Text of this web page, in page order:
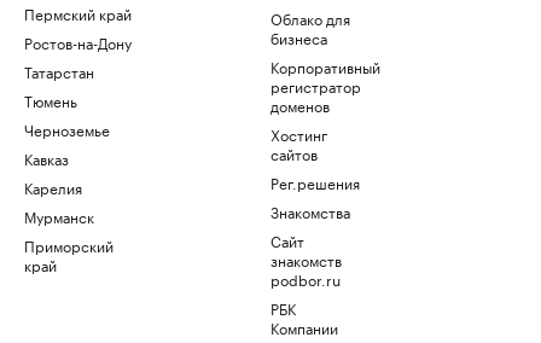
Пермский край
Ростов-на-Дону
Татарстан
Тюмень
Черноземье
Кавказ
Карелия
Мурманск
Приморский
край
Облако для
бизнеса
Корпоративный
регистратор
доменов
Хостинг
сайтов
Рег.решения
Знакомства
Сайт
знакомств
podbor.ru
РБК
Компании